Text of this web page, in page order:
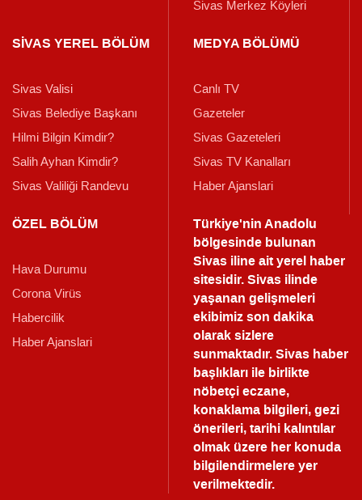
Sivas Merkez Köyleri
SİVAS YEREL BÖLÜM
Sivas Valisi
Sivas Belediye Başkanı
Hilmi Bilgin Kimdir?
Salih Ayhan Kimdir?
Sivas Valiliği Randevu
MEDYA BÖLÜMÜ
Canlı TV
Gazeteler
Sivas Gazeteleri
Sivas TV Kanalları
Haber Ajanslari
ÖZEL BÖLÜM
Hava Durumu
Corona Virüs
Habercilik
Haber Ajanslari
Türkiye'nin Anadolu
bölgesinde bulunan
Sivas iline ait yerel haber
sitesidir. Sivas ilinde
yaşanan gelişmeleri
ekibimiz son dakika
olarak sizlere
sunmaktadır.Sivas haber
başlıkları ile birlikte
nöbetçi eczane,
konaklama bilgileri, gezi
önerileri, tarihi kalıntılar
olmak üzere her konuda
bilgilendirmelere yer
verilmektedir.